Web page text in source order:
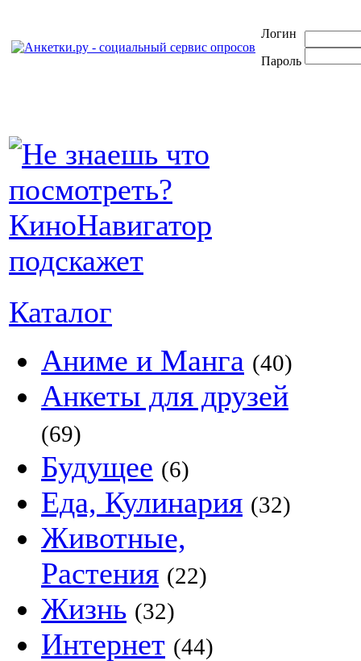
Логин
Пароль
Каталог
Аниме и Манга (40)
Анкеты для друзей
(69)
Будущее (6)
Еда, Кулинария (32)
Животные,
Растения (22)
Жизнь (32)
Интернет (44)